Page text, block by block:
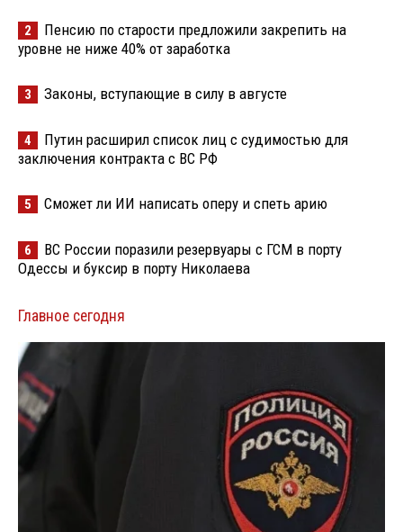
2
Пенсию по старости предложили закрепить на
уровне не ниже 40% от заработка
3 Законы, вступающие в силу в августе
4
Путин расширил список лиц с судимостью для
заключения контракта с ВС РФ
5 Сможет ли ИИ написать оперу и спеть арию
6
ВС России поразили резервуары с ГСМ в порту
Одессы и буксир в порту Николаева
Главное сегодня